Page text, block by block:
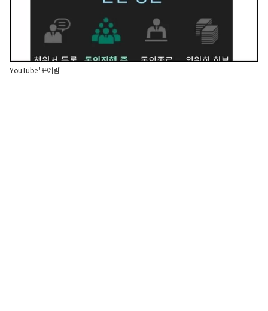
YouTube '표예림'